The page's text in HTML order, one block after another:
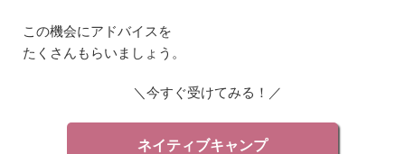
この機会にアドバイスを
たくさんもらいましょう。
＼今すぐ受けてみる！／
ネイティブキャンプ